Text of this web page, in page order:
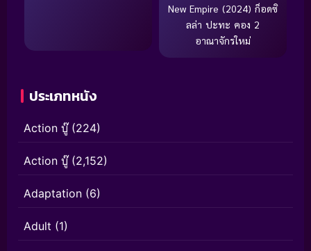
New Empire (2024) ก็อดซิ
ลล่า ปะทะ คอง 2
อาณาจักรใหม่
ประเภทหนัง
Action บู๊(224)
Action บู๊(2,152)
Adaptation (6)
Adult (1)